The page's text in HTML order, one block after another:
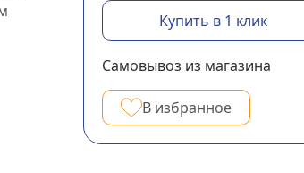
Купить в 1 клик
Самовывоз из магазина
В избранное